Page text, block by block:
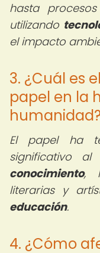
hasta
utilizando
el impacto
3. ¿Cuál es
papel en la
El papel ha
significativo
conocimiento,
literarias y
educación.
4. ¿Cómo